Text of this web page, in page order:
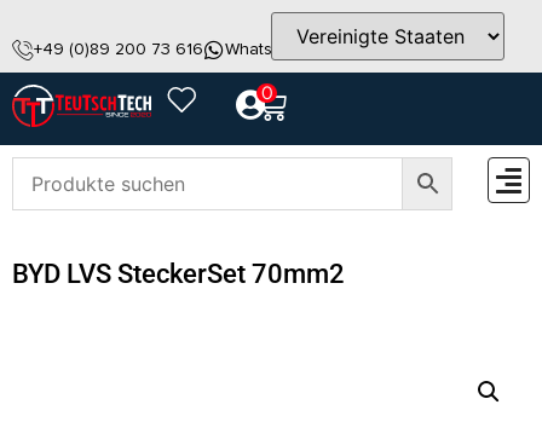
+49 (0)89 200 73 616 WhatsApp info@teutschtech.com
0
BYD LVS SteckerSet 70mm2